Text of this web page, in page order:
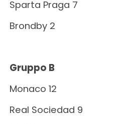
Sparta Praga 7
Brondby 2
Gruppo B
Monaco 12
Real Sociedad 9